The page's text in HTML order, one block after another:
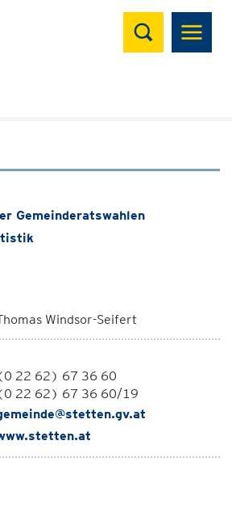
Suchen
Gemeinderatswahlen
Windsor-Seifert
22 62) 67 36 60
22 62) 67 36 60/19